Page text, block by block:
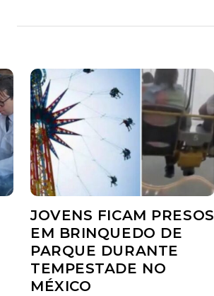
JOVENS FICAM PRESOS
EM BRINQUEDO DE
PARQUE DURANTE
TEMPESTADE NO
MÉXICO